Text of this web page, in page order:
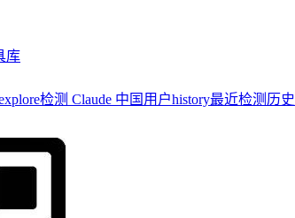
库
检测 Claude 中国用户history最近检测历史